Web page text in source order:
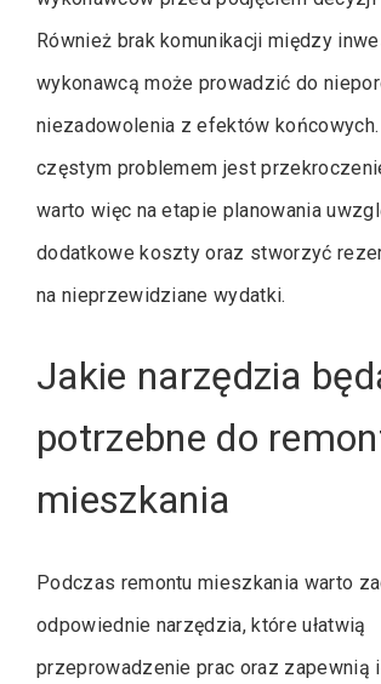
Również brak komunikacji między
wykonawcą może prowadzić do
niezadowolenia z efektów
częstym problemem jest
warto więc na etapie planowania
dodatkowe koszty oraz stworzyć
na nieprzewidziane wydatki.
Jakie narzędzia
potrzebne do
mieszkania
Podczas remontu mieszkania warto
odpowiednie narzędzia, które ułatwią
przeprowadzenie prac oraz zapewnią